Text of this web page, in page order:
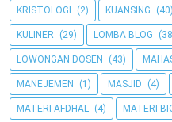
KRISTOLOGI (2) KUANSING (40)
KULINER (29) LOMBA BLOG
LOWONGAN DOSEN (43)
MANEJEMEN (1) MASJID (4)
MATERI AFDHAL (4) MATERI